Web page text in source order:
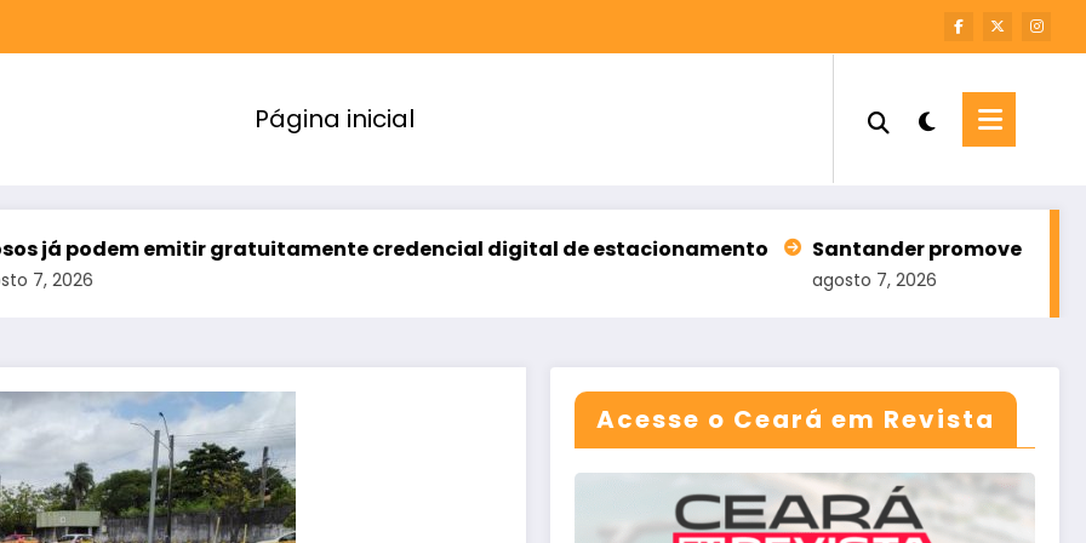
Página inicial
emitir gratuitamente credencial digital de estacionamento Santander promove leilão com
agosto 7, 2026
Acesse o Ceará em Revista